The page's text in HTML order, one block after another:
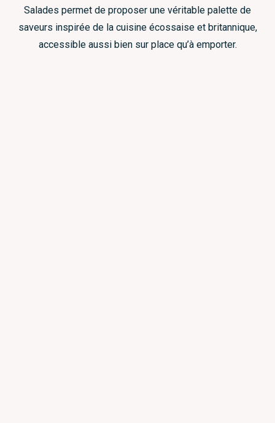
Salades permet de proposer une véritable palette de
saveurs inspirée de la cuisine écossaise et britannique,
accessible aussi bien sur place qu’à emporter.